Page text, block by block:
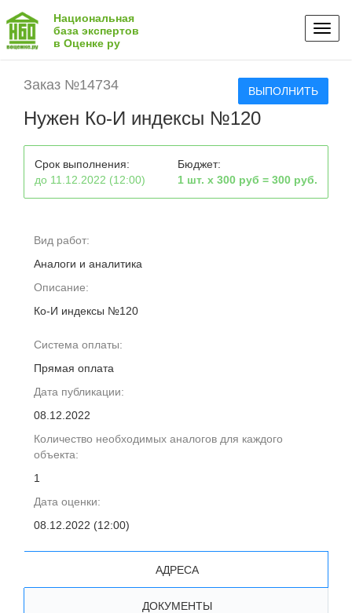
Национальная
база экспертов
в Оценке ру
Заказ №14734 ВЫПОЛНИТЬ
Нужен Ко-И индексы №120
Срок выполнения:
до 11.12.2022 (12:00)
Бюджет:
1 шт. х 300 руб = 300 руб.
Вид работ:
Аналоги и аналитика
Описание:
Ко-И индексы №120
Система оплаты:
Прямая оплата
Дата публикации:
08.12.2022
Количество необходимых аналогов для каждого
объекта:
1
Дата оценки:
08.12.2022 (12:00)
АДРЕСА
ДОКУМЕНТЫ